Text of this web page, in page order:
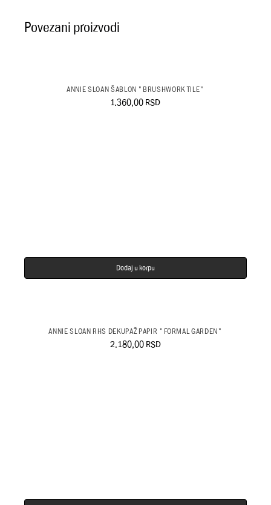
Povezani proizvodi
ANNIE SLOAN ŠABLON "BRUSHWORK TILE"
1.360,00 RSD
Dodaj u korpu
ANNIE SLOAN RHS DEKUPAŽ PAPIR "FORMAL GARDEN"
2.180,00RSD